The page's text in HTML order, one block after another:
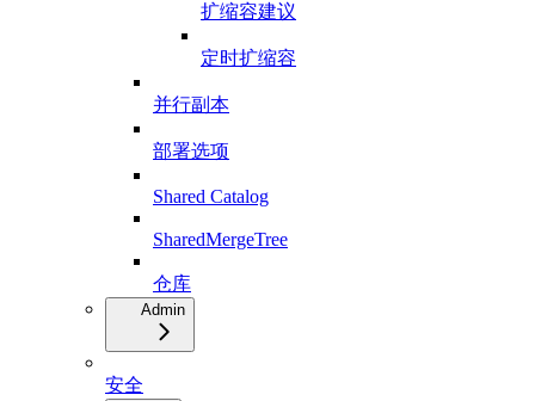
扩缩容建议
定时扩缩容
并行副本
部署选项
Shared Catalog
SharedMergeTree
仓库
Admin
安全